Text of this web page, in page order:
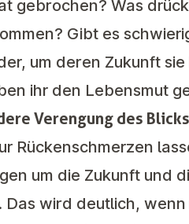
gebrochen? Was
Gibt es
um deren Zukunft
ihr den Lebensmut
Verengung des Blicks
Rückenschmerzen
um die Zukunft und
Das wird deutlich,